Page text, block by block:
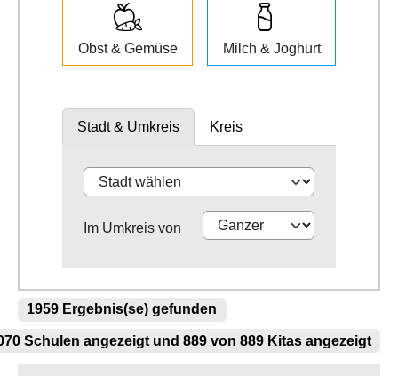
Obst & Gemüse Milch & Joghurt
Stadt & Umkreis Kreis
Im Umkreis von
1959 Ergebnis(se) gefunden
Schulen angezeigt und 889 von 889 Kitas angezeigt